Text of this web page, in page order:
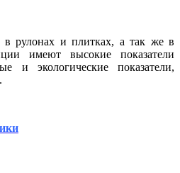
в рулонах и плитках, а так же в
имеют высокие показатели
и экологические показатели,